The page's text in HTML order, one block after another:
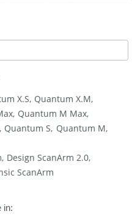
X.S Quantum X.M
Quantum M Max
Quantum S Quantum M
Design ScanArm 2.0
ScanArm